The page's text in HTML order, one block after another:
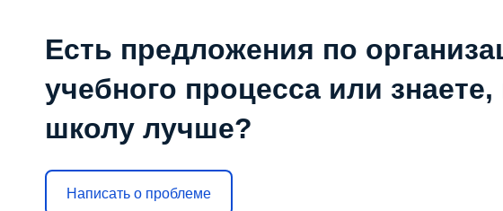
Есть предложения по
учебного процесса или знаете,
школу лучше?
Написать о проблеме